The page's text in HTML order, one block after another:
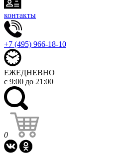
контакты
+7 (495) 966-18-10
ЕЖЕДНЕВНО
с 9:00 до 21:00
0